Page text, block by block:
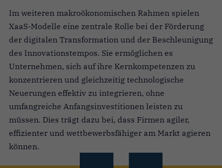
Im weiteren makroökonomischen Rahmen spielen
XaaS-Modelle eine zentrale Rolle bei der Förderung
der digitalen Transformation und der Beschleunigung
des Innovationstempos. Sie ermöglichen es
Unternehmen, sich auf ihre Kernkompetenzen zu
konzentrieren und gleichzeitig technologische
Neuerungen effektiv zu integrieren, ohne
umfangreiche Anfangsinvestitionen leisten zu
müssen. Dies trägt dazu bei, dass Firmen agiler,
effizienter und wettbewerbsfähiger am Markt agieren
können.